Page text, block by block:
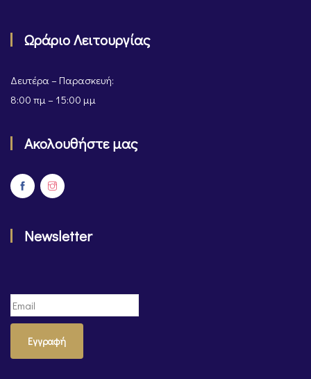
Ωράριο Λειτουργίας
Δευτέρα – Παρασκευή:
8:00 πμ – 15:00 μμ
Ακολουθήστε μας
Newsletter
Εγγραφή